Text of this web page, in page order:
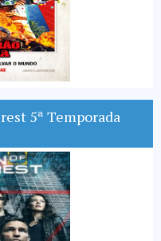
5ª Temporada